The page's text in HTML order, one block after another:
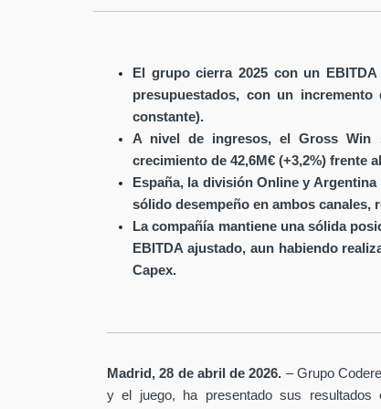
El grupo cierra 2025 con un
presupuestados, con un
constante).
A nivel de ingresos, el Gross Win
crecimiento de 42,6M€ (+3,2%) frente
España, la división Online y
sólido desempeño en ambos canales,
La compañía mantiene una sólida
EBITDA ajustado, aun habiendo
Capex.
Madrid, 28 de abril de 2026. – Grupo
y el juego, ha presentado sus resultados